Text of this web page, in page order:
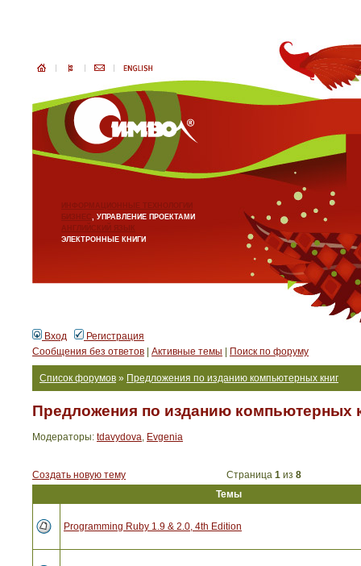
ИНФОРМАЦИОННЫЕ ТЕХНОЛОГИИ
БИЗНЕС, УПРАВЛЕНИЕ ПРОЕКТАМИ
АНГЛИЙСКИЙ ЯЗЫК
ЭЛЕКТРОННЫЕ КНИГИ
Вход
Регистрация
Сообщения без ответов
Активные темы Поиск по форуму
Список форумов » Предложения по изданию компьютерных книг
Предложения по изданию компьютерных
Модераторы: tdavydova, Evgenia
Создать новую тему Страница 1 из 8
Темы
Programming Ruby 1.9 & 2.0, 4th Edition